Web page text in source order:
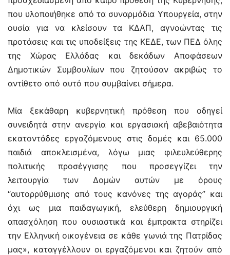
που υλοποιήθηκε από τα συναρμόδια Υπουργεία, στην
ουσία για να κλείσουν τα ΚΔΑΠ, αγνοώντας τις
προτάσεις και τις υποδείξεις της ΚΕΔΕ, των ΠΕΔ όλης
της Xώρας Ελλάδας και δεκάδων Αποφάσεων
Δημοτικών Συμβουλίων που ζητούσαν ακριβώς το
αντίθετο από αυτό που συμβαίνει σήμερα.
Μία ξεκάθαρη κυβερνητική πρόθεση που οδηγεί
συνειδητά στην ανεργία και εργασιακή αβεβαιότητα
εκατοντάδες εργαζόμενους στις δομές και 65.000
παιδιά αποκλεισμένα, λόγω μιας φιλευλεύθερης
πολιτικής προσέγγισης που προσεγγίζει την
λειτουργία των Δομών αυτών με όρους
“αυτορρύθμισης από τους κανόνες της αγοράς” και
όχι ως μια παιδαγωγική, ελεύθερη δημιουργική
απασχόληση που ουσιαστικά και έμπρακτα στηρίζει
την Ελληνική οικογένεια σε κάθε γωνιά της Πατρίδας
μας», καταγγέλλουν οι εργαζόμενοι και ζητούν από